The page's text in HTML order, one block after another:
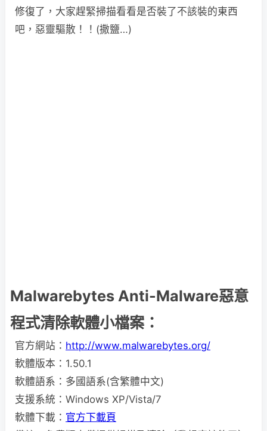
修復了，大家趕緊掃描看看是否裝了不該裝的東西
吧，惡靈驅散！！(撒鹽…)
Malwarebytes Anti-Malware惡意
程式清除軟體小檔案：
官方網站： http://www.malwarebytes.org/
軟體版本：1.50.1
軟體語系：多國語系(含繁體中文)
支援系統：Windows XP/Vista/7
軟體下載： 官方下載頁